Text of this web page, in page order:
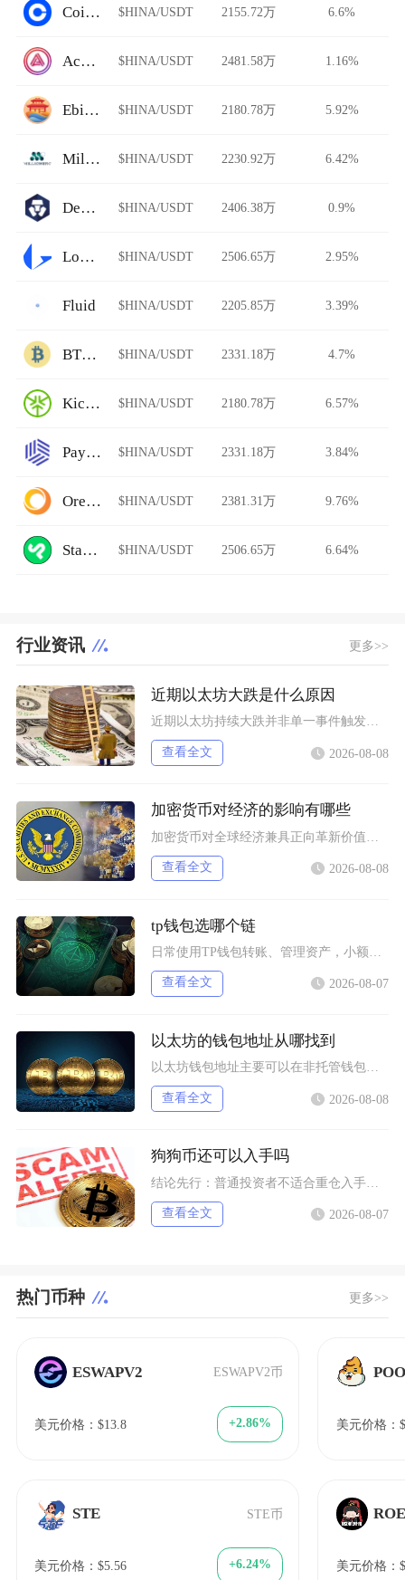
Coinbase Pro $HINA/USDT 2155.72万 6.6%
Acala Swap $HINA/USDT 2481.58万 1.16%
Ebisu's Bay $HINA/USDT 2180.78万 5.92%
Millionero $HINA/USDT 2230.92万 6.42%
DeFi Swap $HINA/USDT 2406.38万 0.9%
Loopring $HINA/USDT 2506.65万 2.95%
Fluid $HINA/USDT 2205.85万 3.39%
BTCTradeUA $HINA/USDT 2331.18万 4.7%
KickEX $HINA/USDT 2180.78万 6.57%
Paymium $HINA/USDT 2331.18万 3.84%
Ore.Bz $HINA/USDT 2381.31万 9.76%
StarkDefi $HINA/USDT 2506.65万 6.64%
行业资讯 更多>>
近期以太坊大跌是什么原因
近期以太坊持续大跌并非单一事件触发，而是宏观流动性收紧、机构资金持续撤离、衍生品杠杆踩踏叠
查看全文 2026-08-08
加密货币对经济的影响有哪些
查看全文 2026-08-08
tp钱包选哪个链
查看全文 2026-08-07
以太坊的钱包地址从哪找到
以太坊钱包地址主要可以在非托管钱包客户端、硬件钱包配套软件、交易所资产充值页面找到，地址统
查看全文 2026-08-08
狗狗币还可以入手吗
查看全文 2026-08-07
热门币种 更多>>
ESWAPV2 ESWAPV2币
美元价格：$13.8 +2.86%
STE STE币
美元价格：$5.56 +6.24%
美元价格：
美元价格：